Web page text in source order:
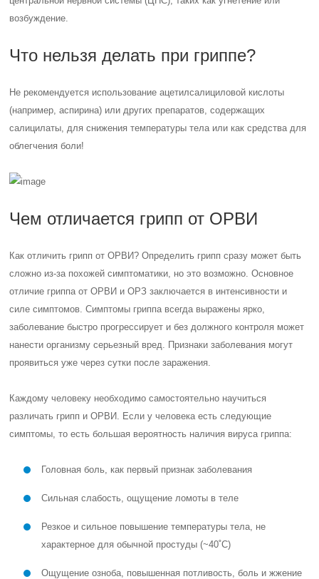
возбуждение.
Что нельзя делать при гриппе?
Не рекомендуется использование ацетилсалициловой кислоты
(например, аспирина) или других препаратов, содержащих
салицилаты, для снижения температуры тела или как средства для
облегчения боли!
Чем отличается грипп от ОРВИ
Как отличить грипп от ОРВИ? Определить грипп сразу может быть
сложно из-за похожей симптоматики, но это возможно. Основное
отличие гриппа от ОРВИ и ОРЗ заключается в интенсивности и
силе симптомов. Симптомы гриппа всегда выражены ярко,
заболевание быстро прогрессирует и без должного контроля может
нанести организму серьезный вред. Признаки заболевания могут
проявиться уже через сутки после заражения.
Каждому человеку необходимо самостоятельно научиться
различать грипп и ОРВИ. Если у человека есть следующие
симптомы, то есть большая вероятность наличия вируса гриппа:
Головная боль, как первый признак заболевания
Сильная слабость, ощущение ломоты в теле
Резкое и сильное повышение температуры тела, не
характерное для обычной простуды (~40˚С)
Ощущение озноба, повышенная потливость, боль и жжение